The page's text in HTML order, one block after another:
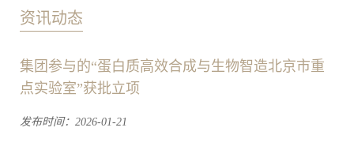
资讯动态
集团参与的“蛋白质高效合成与生物智造北京市重
点实验室”获批立项
发布时间：2026-01-21